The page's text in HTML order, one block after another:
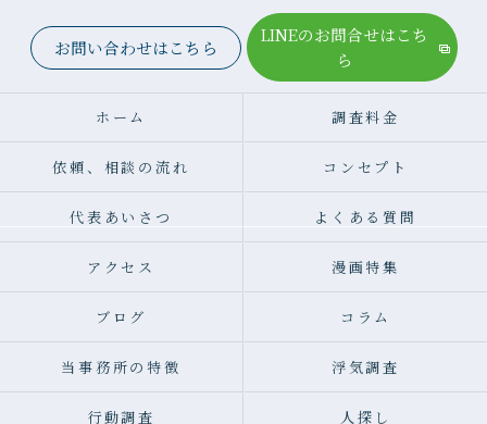
お問い合わせはこちら
LINEのお問合せはこち
ら
ホーム 調査料金
依頼、相談の流れ コンセプト
代表あいさつ よくある質問
アクセス 漫画特集
ブログ コラム
当事務所の特徴 浮気調査
行動調査 人探し